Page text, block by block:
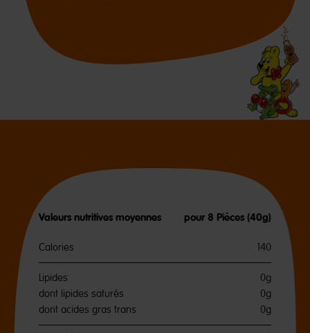
Valeurs nutritives moyennes pour 8 Pièces (40g)
Calories 140
Lipides
0g
dont lipides saturés
0g
dont acides gras trans
0g